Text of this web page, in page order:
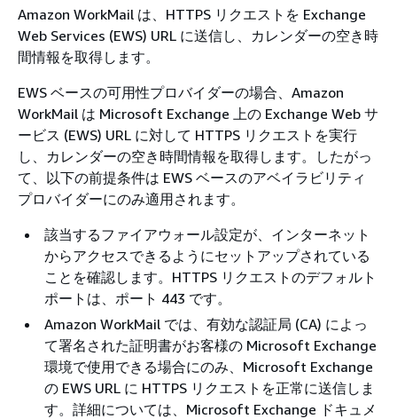
Amazon WorkMail は、HTTPS リクエストを Exchange
Web Services (EWS) URL に送信し、カレンダーの空き時
間情報を取得します。
EWS ベースの可用性プロバイダーの場合、Amazon
WorkMail は Microsoft Exchange 上の Exchange Web サ
ービス (EWS) URL に対して HTTPS リクエストを実行
し、カレンダーの空き時間情報を取得します。したがっ
て、以下の前提条件は EWS ベースのアベイラビリティ
プロバイダーにのみ適用されます。
該当するファイアウォール設定が、インターネット
からアクセスできるようにセットアップされている
ことを確認します。HTTPS リクエストのデフォルト
ポートは、ポート 443 です。
Amazon WorkMail では、有効な認証局 (CA) によっ
て署名された証明書がお客様の Microsoft Exchange
環境で使用できる場合にのみ、Microsoft Exchange
の EWS URL に HTTPS リクエストを正常に送信しま
す。詳細については、Microsoft Exchange ドキュメ